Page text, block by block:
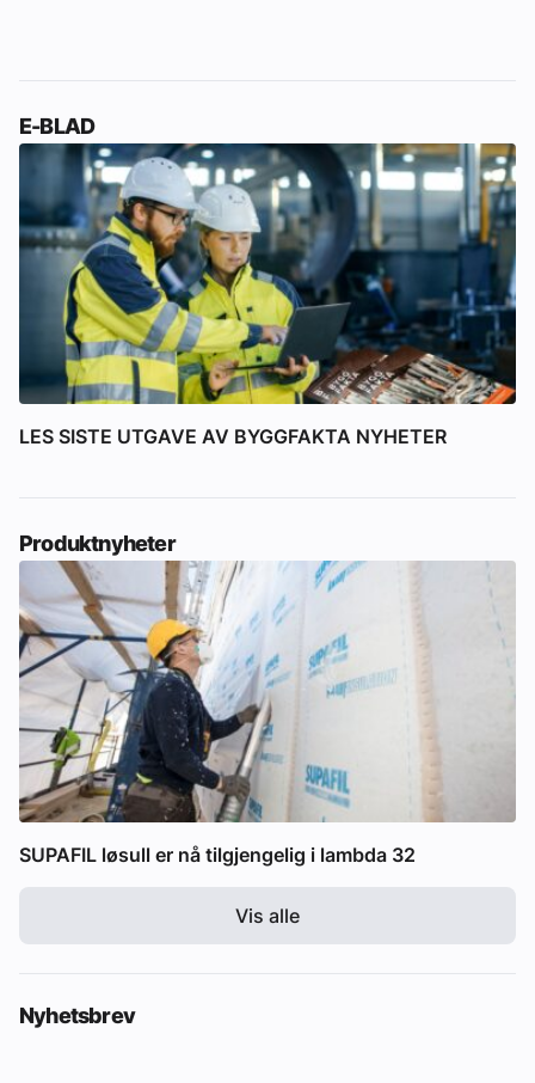
E-BLAD
LES SISTE UTGAVE AV BYGGFAKTA NYHETER
Produktnyheter
SUPAFIL løsull er nå tilgjengelig i lambda 32
Vis alle
Nyhetsbrev